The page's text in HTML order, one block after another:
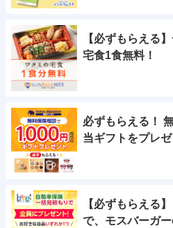
【必ずもらえる
宅食1食無料！
必ずもらえる！
当ギフトをプレゼ
【必ずもらえる
で、モスバーガ